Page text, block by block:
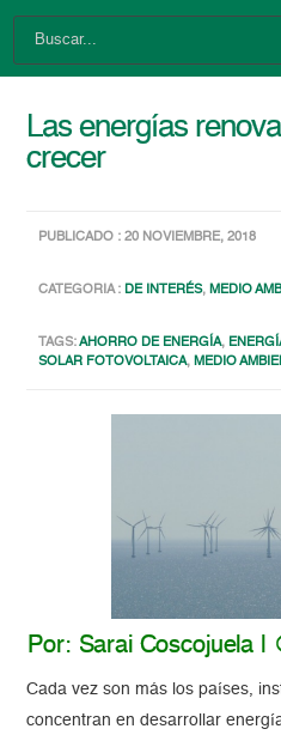
Las energías
crecer
PUBLICADO : 20 NOVIEMBRE, 2018
CATEGORIA :DE INTERÉS,MEDIO
TAGS:AHORRO DE ENERGÍA,
SOLAR FOTOVOLTAICA,MEDIO
Por: Sarai Coscojuela |
Cada vez son más los países,
concentran en desarrollar